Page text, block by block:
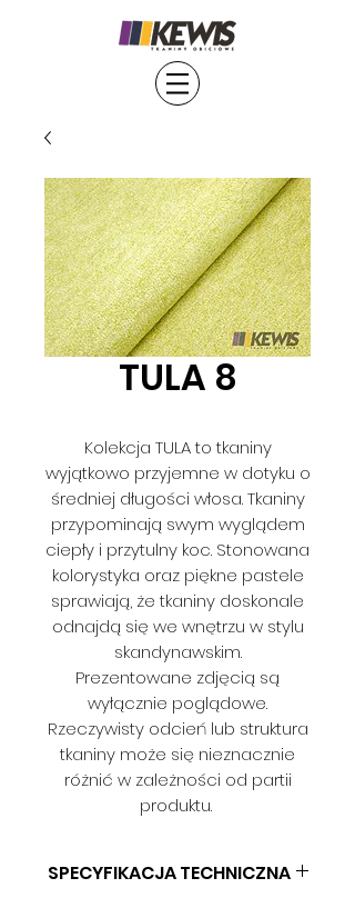
TULA 8
Kolekcja TULA to tkaniny
wyjątkowo przyjemne w dotyku o
średniej długości włosa. Tkaniny
przypominają swym wyglądem
ciepły i przytulny koc. Stonowana
kolorystyka oraz piękne pastele
sprawiają, że tkaniny doskonale
odnajdą się we wnętrzu w stylu
skandynawskim.
Prezentowane zdjęcią są
wyłącznie poglądowe.
Rzeczywisty odcień lub struktura
tkaniny może się nieznacznie
różnić w zależności od partii
produktu.
SPECYFIKACJA TECHNICZNA